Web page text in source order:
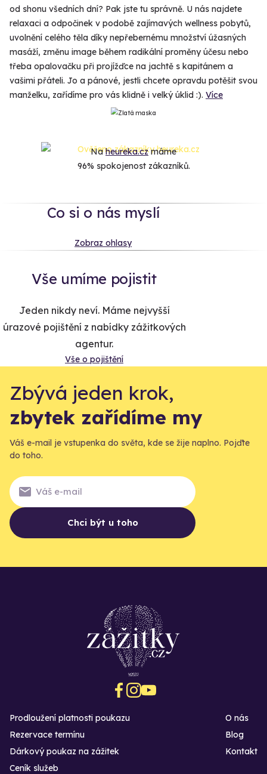
od shonu všedních dní? Pak jste tu správně. U nás najdete
relaxaci a odpočinek v podobě zajímavých wellness pobytů,
uvolnění celého těla díky nepřebernému množství úžasných
masáží, změnu image během radikální proměny účesu nebo
třeba opalovačku při projížďce na jachtě s kapitánem a
vašimi přáteli. Jo a pánové, jestli chcete opravdu potěšit svou
manželku, zařídíme pro vás klidně i velký úklid :). Více
Naheureka.czmáme
96% spokojenost zákazníků.
Co si o nás myslí
Zobraz ohlasy
Vše umíme pojistit
Jeden nikdy neví. Máme nejvyšší
úrazové pojištění z nabídky zážitkových
agentur.
Vše o pojištění
Zbývá jeden krok,
zbytek zařídíme my
Váš e-mail je vstupenka do světa, kde se žije naplno. Pojďte
do toho.
Chci být u toho
Prodloužení platnosti poukazu
Rezervace termínu
Dárkový poukaz na zážitek
O nás
Blog
Kontakt
Ceník služeb